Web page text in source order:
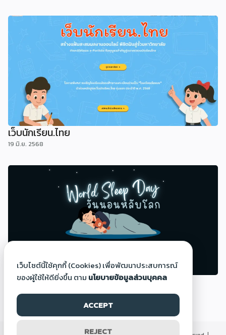
เว็บนักเรียน.ไทย
19 มิ.ย. 2568
วันนอนหลับโลก (World Sleep Day)
14 มี.ค. 2568
เว็บไซต์นี้ใช้คุกกี้ (Cookies) เพื่อพัฒนาประสบการณ์
ของผู้ใช้ให้ดียิ่งขึ้น ตาม นโยบายข้อมูลส่วนบุคคล
ACCEPT
REJECT